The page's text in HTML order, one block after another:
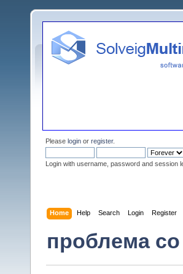
Please login or register.
Login with username, password and session
Home Help Search Login Register
проблема